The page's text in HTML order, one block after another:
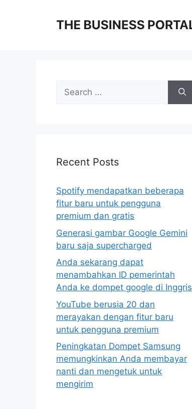
Search
for:
Recent Posts
Spotify mendapatkan beberapa
fitur baru untuk pengguna
premium dan gratis
Generasi gambar Google Gemini
baru saja supercharged
Anda sekarang dapat
menambahkan ID pemerintah
Anda ke dompet google di Inggris
YouTube berusia 20 dan
merayakan dengan fitur baru
untuk pengguna premium
Peningkatan Dompet Samsung
memungkinkan Anda membayar
nanti dan mengetuk untuk
mengirim